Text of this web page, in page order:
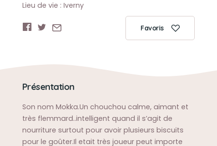
Lieu de vie : Iverny
Favoris
Présentation
Son nom Mokka.Un chouchou calme, aimant et
très flemmard..intelligent quand il s’agit de
nourriture surtout pour avoir plusieurs biscuits
pour le goûter.Il etait très joueur peut importe